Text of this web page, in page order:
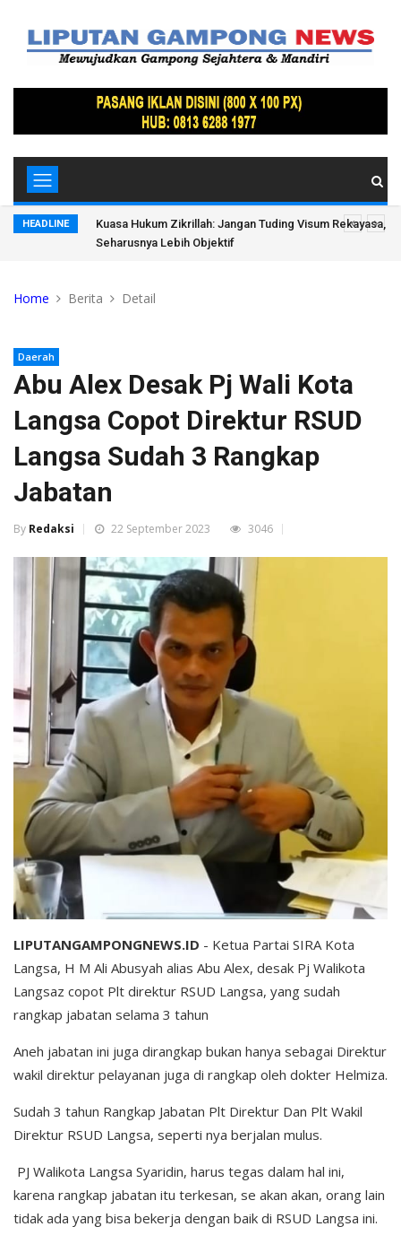
HEADLINE
Saluran Air
Kuasa Hukum Zikrillah: Jangan Tuding Visum Rekayasa,
Seharusnya Lebih Objektif
Home Berita Detail
Daerah
Abu Alex Desak Pj Wali Kota
Langsa Copot Direktur RSUD
Langsa Sudah 3 Rangkap
Jabatan
By Redaksi 22 September 2023 3046
LIPUTANGAMPONGNEWS.ID - Ketua Partai SIRA Kota
Langsa, H M Ali Abusyah alias Abu Alex, desak Pj Walikota
Langsaz copot Plt direktur RSUD Langsa, yang sudah
rangkap jabatan selama 3 tahun
Aneh jabatan ini juga dirangkap bukan hanya sebagai Direktur
wakil direktur pelayanan juga di rangkap oleh dokter Helmiza.
Sudah 3 tahun Rangkap Jabatan Plt Direktur Dan Plt Wakil
Direktur RSUD Langsa, seperti nya berjalan mulus.
PJ Walikota Langsa Syaridin, harus tegas dalam hal ini,
karena rangkap jabatan itu terkesan, se akan akan, orang lain
tidak ada yang bisa bekerja dengan baik di RSUD Langsa ini.